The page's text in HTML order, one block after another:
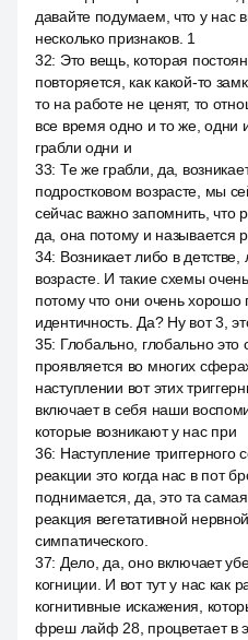
давайте подумаем, что у нас
несколько признаков. 1
32: Это вещь, которая
повторяется, как какой-то
то на работе не ценят, то
все время одно и то же, одни
грабли одни и
33: Те же грабли, да,
подростковом возрасте, мы
сейчас важно запомнить, что
да, она потому и называется
34: Возникает либо в
возрасте. И такие схемы
потому что они очень
идентичность. Да? Ну вот 3,
35: Глобально, глобально это
проявляется во многих
наступлении вот этих
включает в себя наши
которые возникают у нас при
36: Наступление
реакции это когда нас в пот
поднимается, да, это та
реакция вегетативной
симпатического.
37: Дело, да, оно включает
когниции. И вот тут у нас как
когнитивные искажения,
фреш лайф 28, процветает в